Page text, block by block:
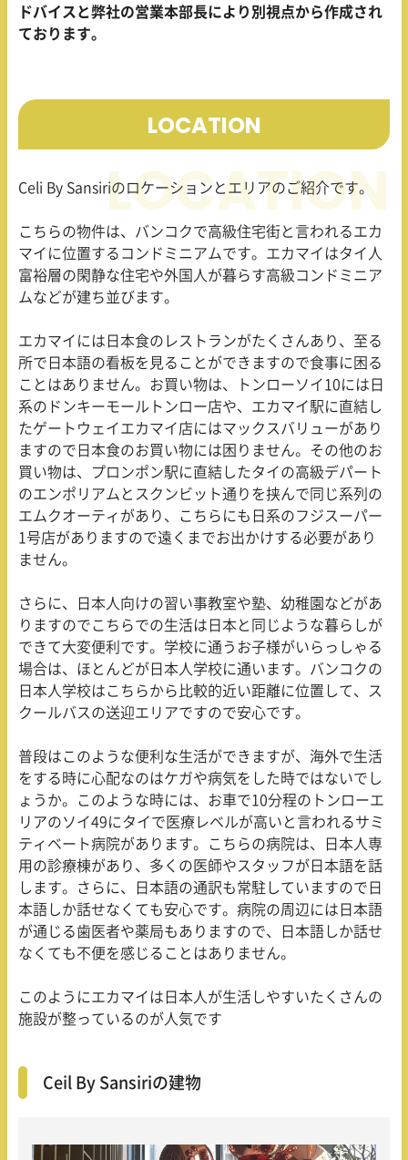
ドバイスと弊社の営業本部長により別視点から作成され
ております。
LOCATION
Celi By Sansiriのロケーションとエリアのご紹介です。
こちらの物件は、バンコクで高級住宅街と言われるエカ
マイに位置するコンドミニアムです。エカマイはタイ人
富裕層の閑静な住宅や外国人が暮らす高級コンドミニア
ムなどが建ち並びます。
エカマイには日本食のレストランがたくさんあり、至る
所で日本語の看板を見ることができますので食事に困る
ことはありません。お買い物は、トンローソイ10には日
系のドンキーモールトンロー店や、エカマイ駅に直結し
たゲートウェイエカマイ店にはマックスバリューがあり
ますので日本食のお買い物には困りません。その他のお
買い物は、プロンポン駅に直結したタイの高級デパート
のエンポリアムとスクンビット通りを挟んで同じ系列の
エムクオーティがあり、こちらにも日系のフジスーパー
1号店がありますので遠くまでお出かけする必要があり
ません。
さらに、日本人向けの習い事教室や塾、幼稚園などがあ
りますのでこちらでの生活は日本と同じような暮らしが
できて大変便利です。学校に通うお子様がいらっしゃる
場合は、ほとんどが日本人学校に通います。バンコクの
日本人学校はこちらから比較的近い距離に位置して、ス
クールバスの送迎エリアですので安心です。
普段はこのような便利な生活ができますが、海外で生活
をする時に心配なのはケガや病気をした時ではないでし
ょうか。このような時には、お車で10分程のトンローエ
リアのソイ49にタイで医療レベルが高いと言われるサミ
ティベート病院があります。こちらの病院は、日本人専
用の診療棟があり、多くの医師やスタッフが日本語を話
します。さらに、日本語の通訳も常駐していますので日
本語しか話せなくても安心です。病院の周辺には日本語
が通じる歯医者や薬局もありますので、日本語しか話せ
なくても不便を感じることはありません。
このようにエカマイは日本人が生活しやすいたくさんの
施設が整っているのが人気です
Ceil By Sansiriの建物